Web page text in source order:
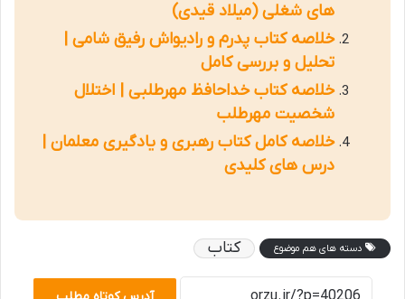
های شغلی (میلاد قیدی)
خلاصه کتاب پدرم و رادیواش رفیق شامی |
تحلیل و بررسی کامل
خلاصه کتاب خداحافظ مهرطلبی | اختلال
شخصیت مهرطلب
خلاصه کامل کتاب رهبری و یادگیری معلمان |
درس های کلیدی
دسته های هم موضوع کتاب